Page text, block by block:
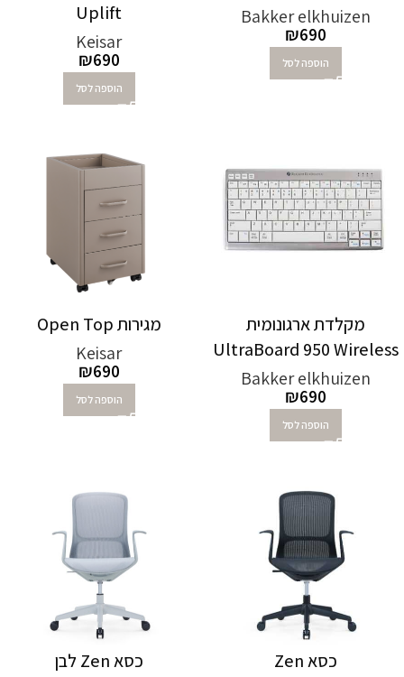
Bakker elkhuizen
₪690
הוספה לסל
Uplift
Keisar
₪690
הוספה לסל
מקלדת ארגונומית
UltraBoard 950 Wireless
Bakker elkhuizen
₪690
הוספה לסל
מגירות Open Top
Keisar
₪690
הוספה לסל
כסא Zen
כסא Zen לבן